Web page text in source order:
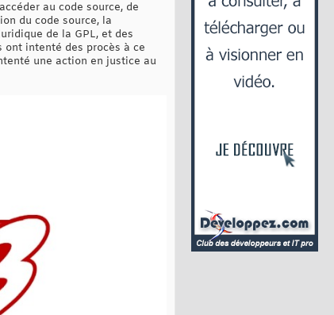
au code source, de
du code source, la
de la GPL, et des
intenté des procès à ce
une action en justice au